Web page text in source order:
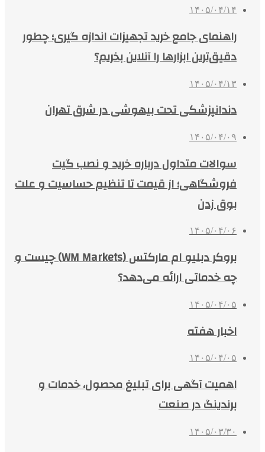
۱۴۰۵/۰۴/۱۴
راهنمای جامع خرید تجهیزات اندازه گیری؛ چطور
دقیق‌ترین ابزارها را آنلاین بخریم؟
۱۴۰۵/۰۴/۱۳
دندانپزشکی تحت بیهوشی در شرق تهران
۱۴۰۵/۰۴/۰۹
سوالات متداول درباره خرید و نصب گیت
فروشگاهی؛ از قیمت تا تنظیم حساسیت و علت
بوق زدن
۱۴۰۵/۰۴/۰۶
بروکر دبلیو ام مارکتس (WM Markets) چیست و
چه خدماتی ارائه می‌دهد؟
۱۴۰۵/۰۴/۰۵
اخبار هفته
۱۴۰۵/۰۴/۰۵
اهمیت آگهی برای تبلیغ محصول، خدمات و
برندینگ در صنعت
۱۴۰۵/۰۳/۳۰